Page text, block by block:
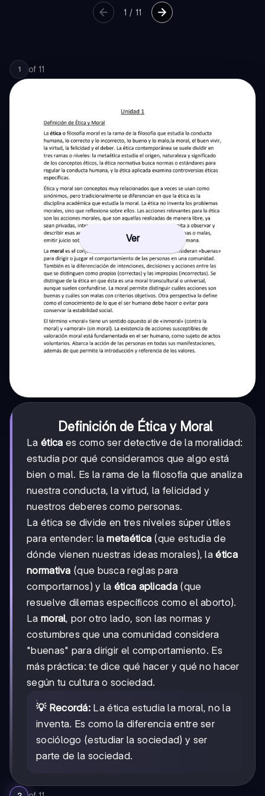
1 / 11
1 of 11
Ver
Definición de Ética y Moral
La ética es como ser detective de la moralidad:
estudia por qué consideramos que algo está
bien o mal. Es la rama de la filosofía que analiza
nuestra conducta, la virtud, la felicidad y
nuestros deberes como personas.
La ética se divide en tres niveles súper útiles
para entender: lametaética (que estudia de
dónde vienen nuestras ideas morales), laética
normativa (que busca reglas para
comportarnos) y la ética aplicada(que
resuelve dilemas específicos como el aborto).
La moral, por otro lado, son las normas y
costumbres que una comunidad considera
"buenas" para dirigir el comportamiento. Es
más práctica: te dice qué hacer y qué no hacer
según tu cultura o sociedad.
💡 Recordá: La ética estudia la moral, no la
inventa. Es como la diferencia entre ser
sociólogo (estudiar la sociedad) y ser
parte de la sociedad.